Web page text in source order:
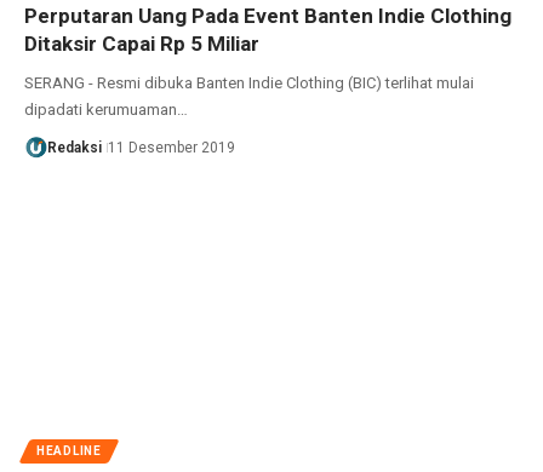
Perputaran Uang Pada Event Banten Indie Clothing
Ditaksir Capai Rp 5 Miliar
SERANG - Resmi dibuka Banten Indie Clothing (BIC) terlihat mulai
dipadati kerumuaman…
Redaksi 11 Desember 2019
HEADLINE